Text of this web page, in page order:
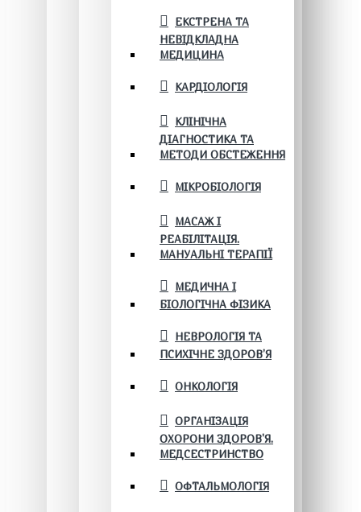
ЕКСТРЕНА ТА
НЕВІДКЛАДНА
МЕДИЦИНА
КАРДІОЛОГІЯ
КЛІНІЧНА
ДІАГНОСТИКА ТА
МЕТОДИ ОБСТЕЖЕННЯ
МІКРОБІОЛОГІЯ
МАСАЖ І
РЕАБІЛІТАЦІЯ.
МАНУАЛЬНІ ТЕРАПІЇ
МЕДИЧНА І
БІОЛОГІЧНА ФІЗИКА
НЕВРОЛОГІЯ ТА
ПСИХІЧНЕ ЗДОРОВ’Я
ОНКОЛОГІЯ
ОРГАНІЗАЦІЯ
ОХОРОНИ ЗДОРОВ'Я.
МЕДСЕСТРИНСТВО
ОФТАЛЬМОЛОГІЯ